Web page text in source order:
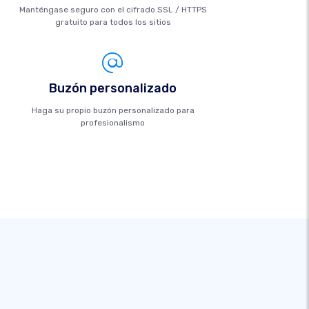
Manténgase seguro con el cifrado SSL / HTTPS
gratuito para todos los sitios
Buzón personalizado
Haga su propio buzón personalizado para
profesionalismo